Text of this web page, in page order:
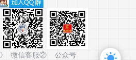
微信客服② 公众号